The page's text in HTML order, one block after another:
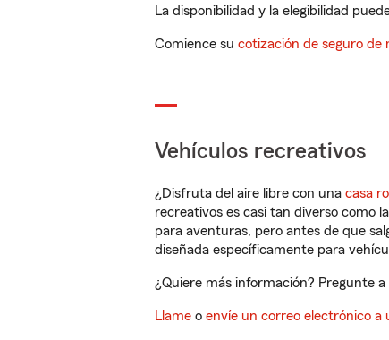
La disponibilidad y la elegibilidad
Comience su cotización de seguro de
Vehículos recreativos
¿Disfruta del aire libre con una casa
recreativos es casi tan diverso como
para aventuras, pero antes de que
diseñada específicamente para
¿Quiere más información? Pregunte
Llame o envíe un correo electrónico a